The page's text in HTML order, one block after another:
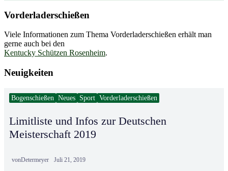
Vorderladerschießen
Viele Informationen zum Thema Vorderladerschießen erhält man
gerne auch bei den
Kentucky Schützen Rosenheim.
Neuigkeiten
Bogenschießen Neues Sport Vorderladerschießen
Limitliste und Infos zur Deutschen
Meisterschaft 2019
vonDetermeyer Juli 21, 2019